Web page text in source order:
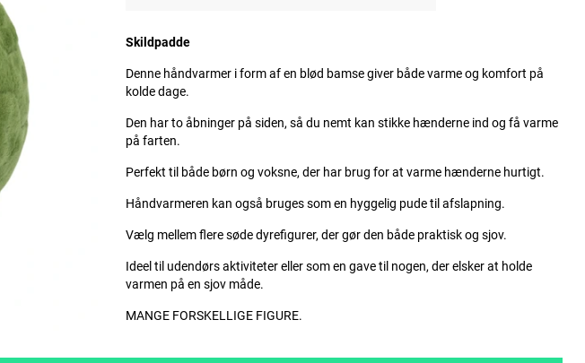
Skildpadde
Denne håndvarmer i form af en blød bamse giver både varme og komfort på
kolde dage.
Den har to åbninger på siden, så du nemt kan stikke hænderne ind og få varme
på farten.
Perfekt til både børn og voksne, der har brug for at varme hænderne hurtigt.
Håndvarmeren kan også bruges som en hyggelig pude til afslapning.
Vælg mellem flere søde dyrefigurer, der gør den både praktisk og sjov.
Ideel til udendørs aktiviteter eller som en gave til nogen, der elsker at holde
varmen på en sjov måde.
MANGE FORSKELLIGE FIGURE.